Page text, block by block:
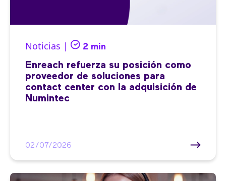
Noticias | 2 min
Enreach refuerza su posición como
proveedor de soluciones para
contact center con la adquisición de
Numintec
02/07/2026